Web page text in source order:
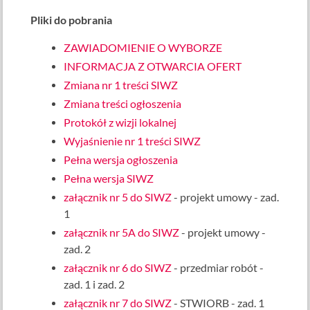
Pliki do pobrania
ZAWIADOMIENIE O WYBORZE
INFORMACJA Z OTWARCIA OFERT
Zmiana nr 1 treści SIWZ
Zmiana treści ogłoszenia
Protokół z wizji lokalnej
Wyjaśnienie nr 1 treści SIWZ
Pełna wersja ogłoszenia
Pełna wersja SIWZ
załącznik nr 5 do SIWZ- projekt umowy - zad.
1
załącznik nr 5A do SIWZ- projekt umowy -
zad. 2
załącznik nr 6 do SIWZ- przedmiar robót -
zad. 1 i zad. 2
załącznik nr 7 do SIWZ- STWIORB - zad. 1